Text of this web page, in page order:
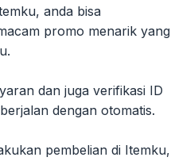
anda bisa
promo menarik yang
dan juga verifikasi ID
dengan otomatis.
pembelian di Itemku,